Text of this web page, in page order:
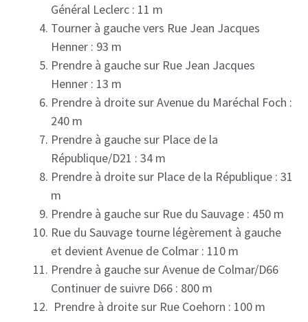
Général Leclerc : 11 m
Tourner à gauche vers Rue Jean Jacques
Henner : 93 m
Prendre à gauche sur Rue Jean Jacques
Henner : 13 m
Prendre à droite sur Avenue du Maréchal Foch :
240 m
Prendre à gauche sur Place de la
République/D21 : 34 m
Prendre à droite sur Place de la République : 31
m
Prendre à gauche sur Rue du Sauvage : 450 m
Rue du Sauvage tourne légèrement à gauche
et devient Avenue de Colmar : 110 m
Prendre à gauche sur Avenue de Colmar/D66
Continuer de suivre D66 : 800 m
Prendre à droite sur Rue Coehorn : 100 m